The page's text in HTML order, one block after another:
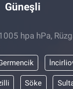
Güneşli
hpa hPa,
Söke